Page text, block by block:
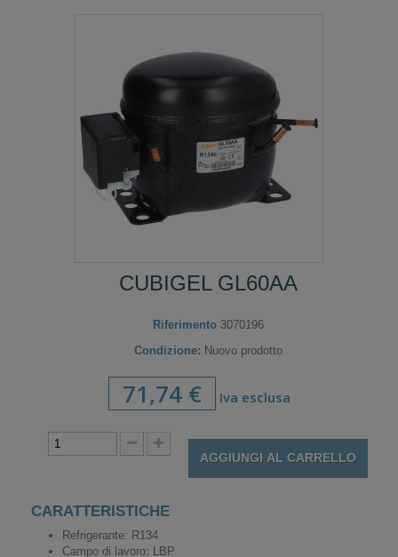
CUBIGEL GL60AA
Riferimento 3070196
Condizione: Nuovo prodotto
71,74 € Iva esclusa
AGGIUNGI AL CARRELLO
CARATTERISTICHE
Refrigerante: R134
Campo di lavoro: LBP